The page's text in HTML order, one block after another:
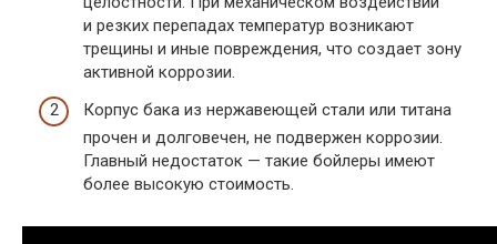
и резких перепадах температур возникают
трещины и иные повреждения, что создает зону
активной коррозии.
Корпус бака из нержавеющей стали или титана
прочен и долговечен, не подвержен коррозии.
Главный недостаток — такие бойлеры имеют
более высокую стоимость.